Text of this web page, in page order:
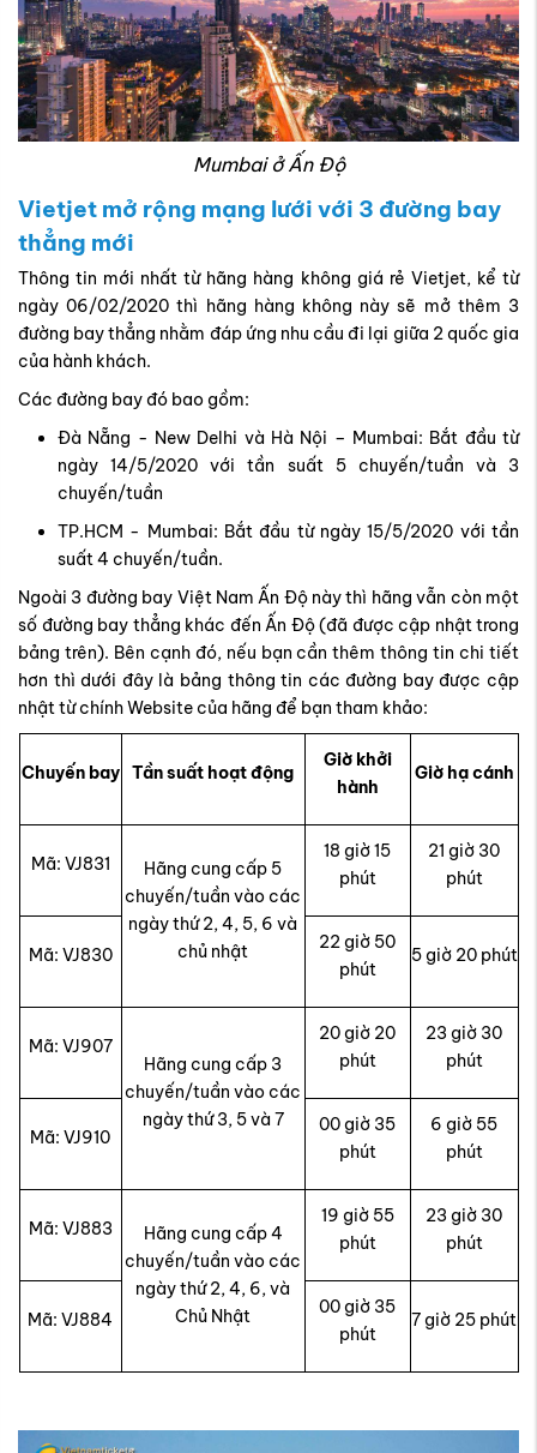
Mumbai ở Ấn Độ
Vietjet mở rộng mạng lưới với 3 đường bay
thẳng mới
Thông tin mới nhất từ hãng hàng không giá rẻ Vietjet, kể từ
ngày 06/02/2020 thì hãng hàng không này sẽ mở thêm 3
đường bay thẳng nhằm đáp ứng nhu cầu đi lại giữa 2 quốc gia
của hành khách.
Các đường bay đó bao gồm:
Đà Nẵng - New Delhi và Hà Nội – Mumbai: Bắt đầu từ
ngày 14/5/2020 với tần suất 5 chuyến/tuần và 3
chuyến/tuần
TP.HCM - Mumbai: Bắt đầu từ ngày 15/5/2020 với tần
suất 4 chuyến/tuần.
Ngoài 3 đường bay Việt Nam Ấn Độ này thì hãng vẫn còn một
số đường bay thẳng khác đến Ấn Độ (đã được cập nhật trong
bảng trên). Bên cạnh đó, nếu bạn cần thêm thông tin chi tiết
hơn thì dưới đây là bảng thông tin các đường bay được cập
nhật từ chính Website của hãng để bạn tham khảo:
Chuyến bay Tần suất hoạt động
Giờ khởi
hành
Giờ hạ cánh
Mã: VJ831
Hãng cung cấp 5
chuyến/tuần vào các
ngày thứ 2, 4, 5, 6 và
chủ nhật
18 giờ 15
phút
21 giờ 30
phút
Mã: VJ830
22 giờ 50
phút
5 giờ 20 phút
Mã: VJ907
Hãng cung cấp 3
chuyến/tuần vào các
ngày thứ 3, 5 và 7
20 giờ 20
phút
23 giờ 30
phút
Mã: VJ910
00 giờ 35
phút
6 giờ 55
phút
Mã: VJ883
Hãng cung cấp 4
chuyến/tuần vào các
ngày thứ 2, 4, 6, và
Chủ Nhật
19 giờ 55
phút
23 giờ 30
phút
Mã: VJ884
00 giờ 35
phút
7 giờ 25 phút